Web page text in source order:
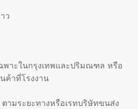
ว
พาะในกรุงเทพและปริมณฑล หรือ
ค้าที่โรงงาน
ามระยะทางหรือเรทบริษัทขนส่ง